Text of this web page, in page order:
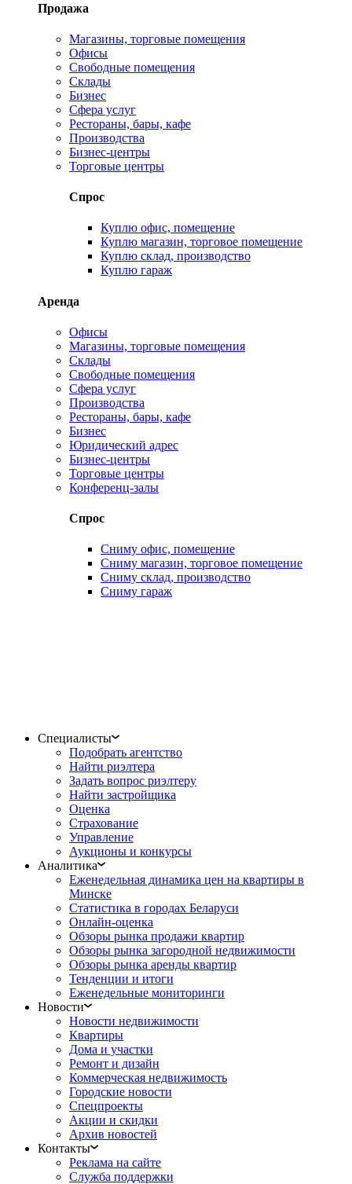
Продажа
Магазины, торговые помещения
Офисы
Свободные помещения
Склады
Бизнес
Сфера услуг
Рестораны, бары, кафе
Производства
Бизнес-центры
Торговые центры
Спрос
Куплю офис, помещение
Куплю магазин, торговое помещение
Куплю склад, производство
Куплю гараж
Аренда
Офисы
Магазины, торговые помещения
Склады
Свободные помещения
Сфера услуг
Производства
Рестораны, бары, кафе
Бизнес
Юридический адрес
Бизнес-центры
Торговые центры
Конференц-залы
Спрос
Сниму офис, помещение
Сниму магазин, торговое помещение
Сниму склад, производство
Сниму гараж
Специалисты
Подобрать агентство
Найти риэлтера
Задать вопрос риэлтеру
Найти застройщика
Оценка
Страхование
Управление
Аукционы и конкурсы
Аналитика
Еженедельная динамика цен на квартиры в
Минске
Статистика в городах Беларуси
Онлайн-оценка
Обзоры рынка продажи квартир
Обзоры рынка загородной недвижимости
Обзоры рынка аренды квартир
Тенденции и итоги
Еженедельные мониторинги
Новости
Новости недвижимости
Квартиры
Дома и участки
Ремонт и дизайн
Коммерческая недвижимость
Городские новости
Спецпроекты
Акции и скидки
Архив новостей
Контакты
Реклама на сайте
Служба поддержки